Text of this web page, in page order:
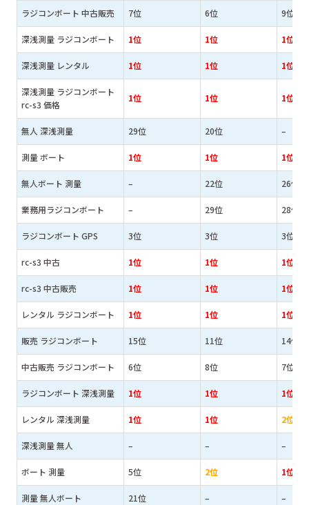
ラジコンボート 中古販売 7位 6位 9位
深浅測量 ラジコンボート 1位 1位 1位
深浅測量 レンタル 1位 1位 1位
深浅測量 ラジコンボート
rc-s3 価格
1位 1位 1位
無人 深浅測量 29位 20位 –
測量 ボート 1位 1位 1位
無人ボート 測量 – 22位 26位
業務用ラジコンボート – 29位 28位
ラジコンボート GPS 3位 3位 3位
rc-s3 中古 1位 1位 1位
rc-s3 中古販売 1位 1位 1位
レンタル ラジコンボート 1位 1位 1位
販売 ラジコンボート 15位 11位 14位
中古販売 ラジコンボート 6位 8位 7位
ラジコンボート 深浅測量 1位 1位 1位
レンタル 深浅測量 1位 1位 2位
深浅測量 無人 – – –
ボート 測量 5位 2位 1位
測量 無人ボート 21位 – –